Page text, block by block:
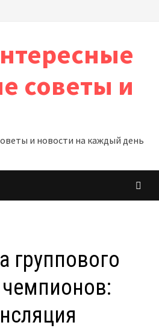
советы и
и новости на каждый день
группового